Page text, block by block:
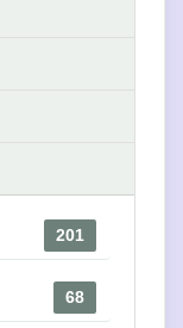
201
68